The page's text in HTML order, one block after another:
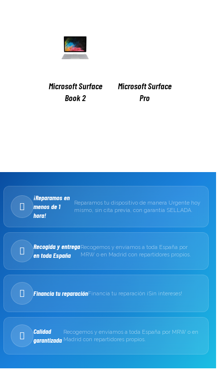
Microsoft Surface
Book 2
Microsoft Surface
Pro
¡Reparamos en
menos de 1
hora!
Reparamos tu dispositivo de manera Urgente hoy
mismo, sin cita previa, con garantía SELLADA.
Recogida y entrega
en toda España
Recogemos y enviamos a toda España por
MRW o en Madrid con repartidores propios.
Financia tu reparaciónFinancia tu reparación ¡Sin intereses!
Calidad
garantizada
Recogemos y enviamos a toda España por MRW o en
Madrid con repartidores propios.